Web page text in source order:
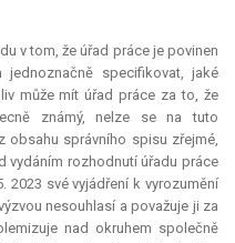
v tom, že úřad práce je povinen
jednoznačně specifikovat, jaké
může mít úřad práce za to, že
známý, nelze se na tuto
obsahu správního spisu zřejmé,
vydáním rozhodnutí úřadu práce
2023 své vyjádření k vyrozumění
nesouhlasí a považuje ji za
nad okruhem společně